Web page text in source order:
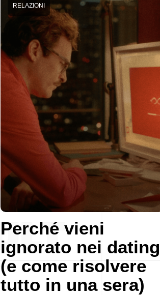
Perché vieni
ignorato nei dating
(e come risolvere
tutto in una sera)
RELAZIONI